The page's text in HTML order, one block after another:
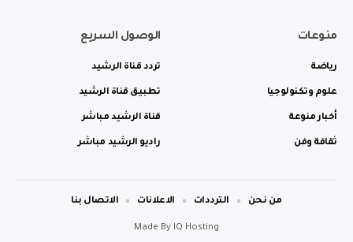
منوعات
رياضة
علوم وتكنولوجيا
أخبار منوعة
ثقافة وفن
الوصول السريع
تردد قناة الرشيد
تطبيق قناة الرشيد
قناة الرشيد مباشر
راديو الرشيد مباشر
Made By IQ Hosting
من نحن الترددات الاعلانات الاتصال بنا